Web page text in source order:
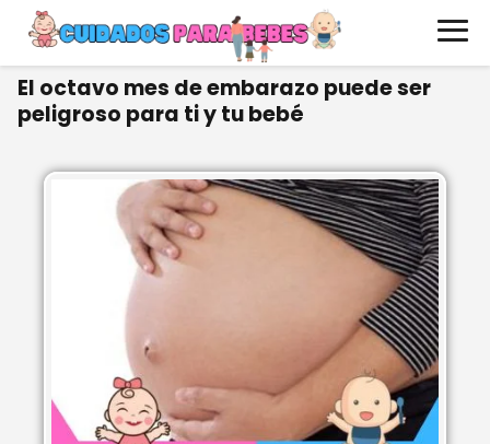
El octavo mes de embarazo puede ser
peligroso para ti y tu bebé